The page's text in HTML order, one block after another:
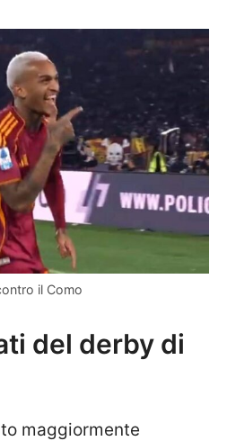
il Como
del derby di
maggiormente